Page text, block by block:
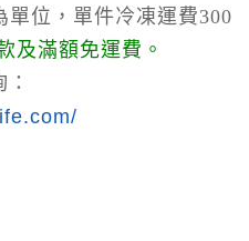
單位，單件冷凍運費300
及滿額免運費。